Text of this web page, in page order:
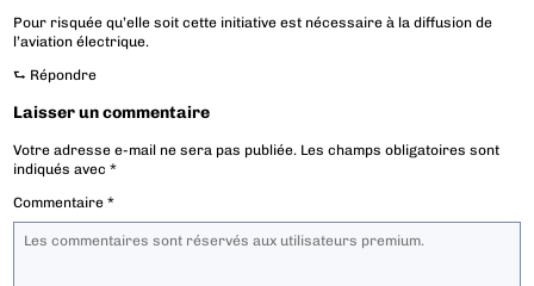
Pour risquée qu’elle soit cette initiative est nécessaire à la diffusion de
l’aviation électrique.
⮑ Répondre
Laisser un commentaire
Votre adresse e-mail ne sera pas publiée. Les champs obligatoires sont
indiqués avec*
Commentaire*